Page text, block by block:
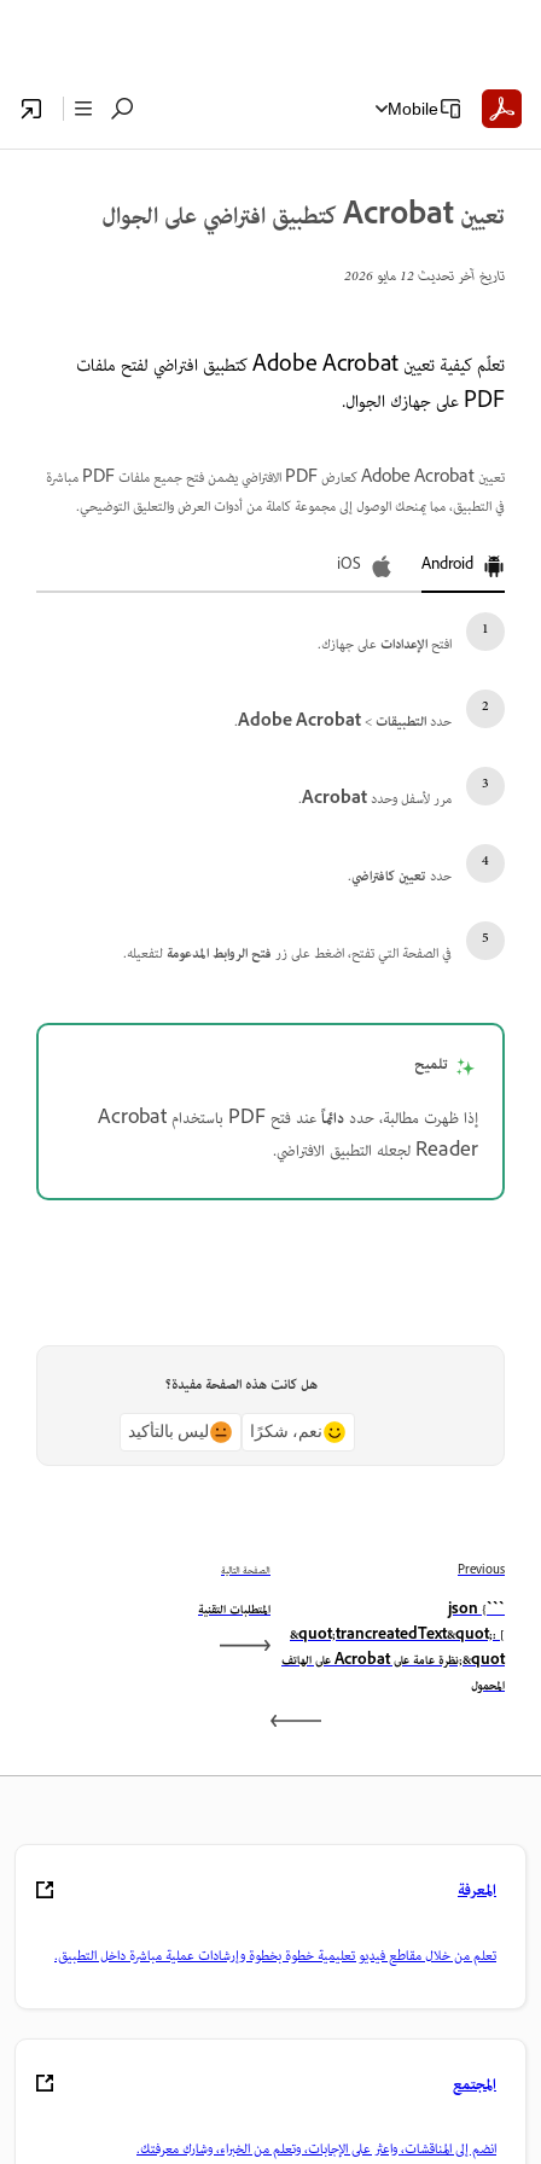
Mobile
تعيين Acrobat كتطبيق افتراضي على الجوال
تاريخ آخر تحديث12 مايو 2026
تعلّم كيفية تعيين Adobe Acrobat كتطبيق افتراضي لفتح ملفات
PDF على جهازك الجوال.
تعيين Adobe Acrobat كعارض PDF الافتراضي يضمن فتح جميع ملفات PDF مباشرة
في التطبيق، مما يمنحك الوصول إلى مجموعة كاملة من أدوات العرض والتعليق التوضيحي.
Android
iOS
افتحالإعداداتعلى جهازك.
حددالتطبيقات>
Adobe Acrobat
.
مرر لأسفل وحددAcrobat
.
حددتعيين كافتراضي.
في الصفحة التي تفتح، اضغط على زرفتح الروابط المدعومةلتفعيله.
تلميح
إذا ظهرت مطالبة، حدددائماً
عند فتح PDF باستخدام Acrobat
Reader لجعله التطبيق الافتراضي.
هل كانت هذه الصفحة مفيدة؟
نعم، شكرًا ليس بالتأكيد
Previous
```json {
&quot;trancreatedText&quot;: [
&quot;نظرة عامة على Acrobat على الهاتف
المحمول
الصفحة التالية
المتطلبات التقنية
المعرفة
تعلم من خلال مقاطع فيديو تعليمية خطوة بخطوة وإرشادات عملية مباشرة داخل التطبيق.
المجتمع
انضم إلى المناقشات، واعثر على الإجابات، وتعلم من الخبراء، وشارك معرفتك.